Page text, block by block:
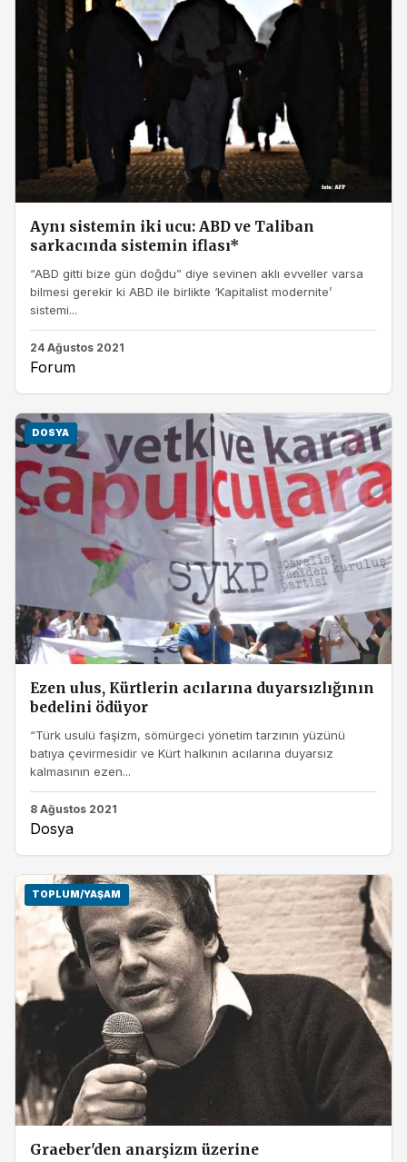
Aynı sistemin iki ucu: ABD ve Taliban
sarkacında sistemin iflası*
“ABD gitti bize gün doğdu” diye sevinen aklı evveller varsa
bilmesi gerekir ki ABD ile birlikte ‘Kapitalist modernite’
sistemi...
24 Ağustos 2021
Forum
DOSYA
Ezen ulus, Kürtlerin acılarına duyarsızlığının
bedelini ödüyor
“Türk usulü faşizm, sömürgeci yönetim tarzının yüzünü
batıya çevirmesidir ve Kürt halkının acılarına duyarsız
kalmasının ezen...
8 Ağustos 2021
Dosya
TOPLUM/YAŞAM
Graeber'den anarşizm üzerine